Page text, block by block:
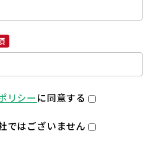
リシー に同意する
ではございません